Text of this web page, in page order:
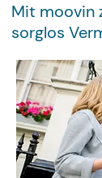
Mit moovin
sorglos